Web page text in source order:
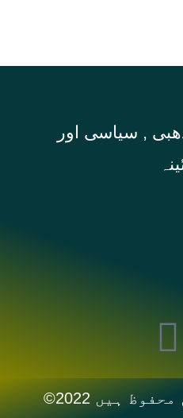
, سیاسی اور
محفوظ ہیں